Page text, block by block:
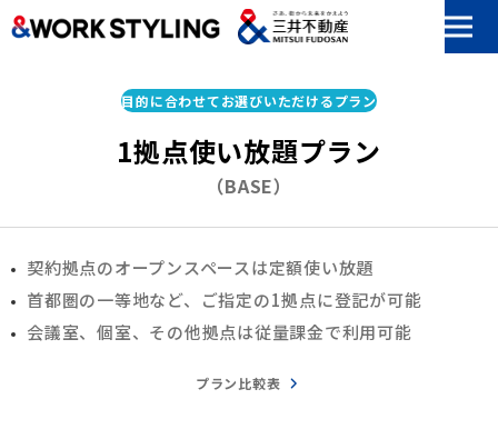
目的に合わせてお選びいただけるプラン
1拠点使い放題プラン
（BASE）
契約拠点のオープンスペースは定額使い放題
首都圏の​一等地など、​ご指定の​1拠点に​登記が​可能
会議室、個室、その他拠点は従量課金で利用可能
プラン比較表